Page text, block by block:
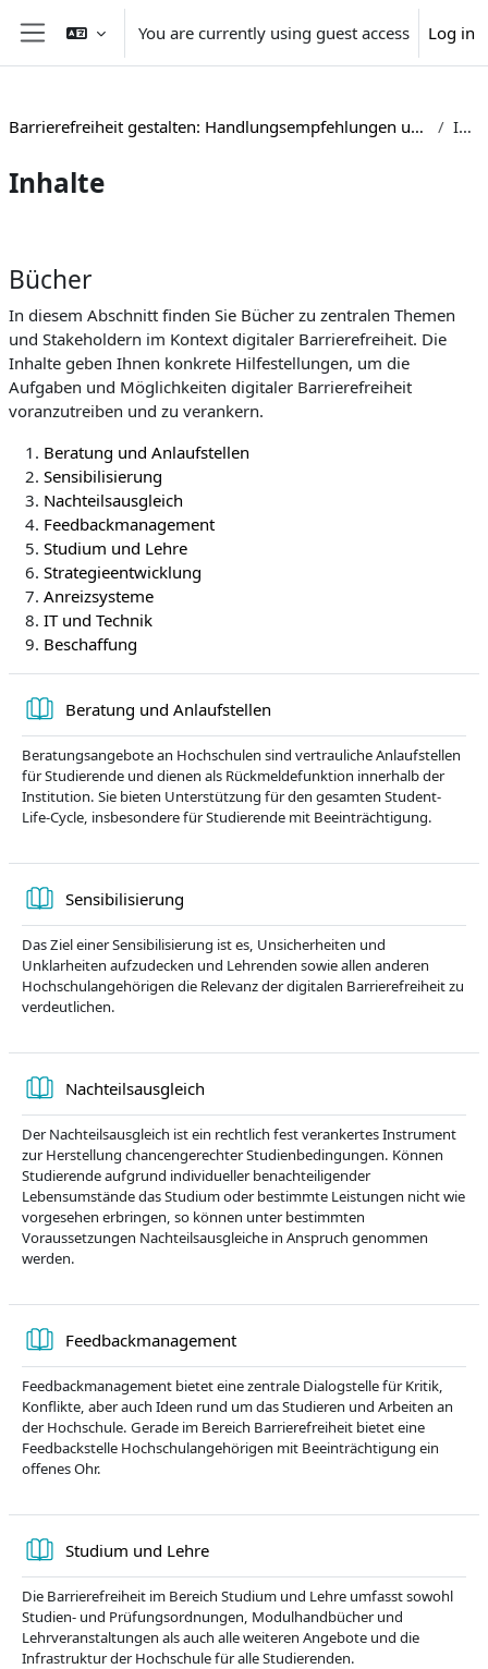
Skip to main content
Side panel
You are currently using guest access Log in
Barrierefreiheit gestalten: Handlungsempfehlungen und Beispiele aus der Hochschulpraxis Inhalte
Inhalte
Bücher
In diesem Abschnitt finden Sie Bücher zu zentralen Themen
und Stakeholdern im Kontext digitaler Barrierefreiheit. Die
Inhalte geben Ihnen konkrete Hilfestellungen, um die
Aufgaben und Möglichkeiten digitaler Barrierefreiheit
voranzutreiben und zu verankern.
Beratung und Anlaufstellen
Sensibilisierung
Nachteilsausgleich
Feedbackmanagement
Studium und Lehre
Strategieentwicklung
Anreizsysteme
IT und Technik
Beschaffung
Beratung und Anlaufstellen
Beratungsangebote an Hochschulen sind vertrauliche Anlaufstellen
für Studierende und dienen als Rückmeldefunktion innerhalb der
Institution. Sie bieten Unterstützung für den gesamten Student-
Life-Cycle, insbesondere für Studierende mit Beeinträchtigung.
Sensibilisierung
Das Ziel einer Sensibilisierung ist es, Unsicherheiten und
Unklarheiten aufzudecken und Lehrenden sowie allen anderen
Hochschulangehörigen die Relevanz der digitalen Barrierefreiheit zu
verdeutlichen.
Nachteilsausgleich
Der Nachteilsausgleich ist ein rechtlich fest verankertes Instrument
zur Herstellung chancengerechter Studienbedingungen. Können
Studierende aufgrund individueller benachteiligender
Lebensumstände das Studium oder bestimmte Leistungen nicht wie
vorgesehen erbringen, so können unter bestimmten
Voraussetzungen Nachteilsausgleiche in Anspruch genommen
werden.
FeedbackmanagementBook
Feedbackmanagement bietet eine zentrale Dialogstelle für Kritik,
Konflikte, aber auch Ideen rund um das Studieren und Arbeiten an
der Hochschule. Gerade im Bereich Barrierefreiheit bietet eine
Feedbackstelle Hochschulangehörigen mit Beeinträchtigung ein
offenes Ohr.
Studium und LehreBook
Die Barrierefreiheit im Bereich Studium und Lehre umfasst sowohl
Studien- und Prüfungsordnungen, Modulhandbücher und
Lehrveranstaltungen als auch alle weiteren Angebote und die
Infrastruktur der Hochschule für alle Studierenden.